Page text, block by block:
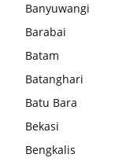
Banyuwangi
Barabai
Batam
Batanghari
Batu Bara
Bekasi
Bengkalis